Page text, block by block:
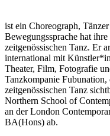
ist ein Choreograph,
Bewegungssprache hat
zeitgenössischen Tanz. Er
international mit
Theater, Film, Fotografie
Tanzkompanie
zeitgenössischen Tanz
Northern School of
an der London
BA(Hons) ab.